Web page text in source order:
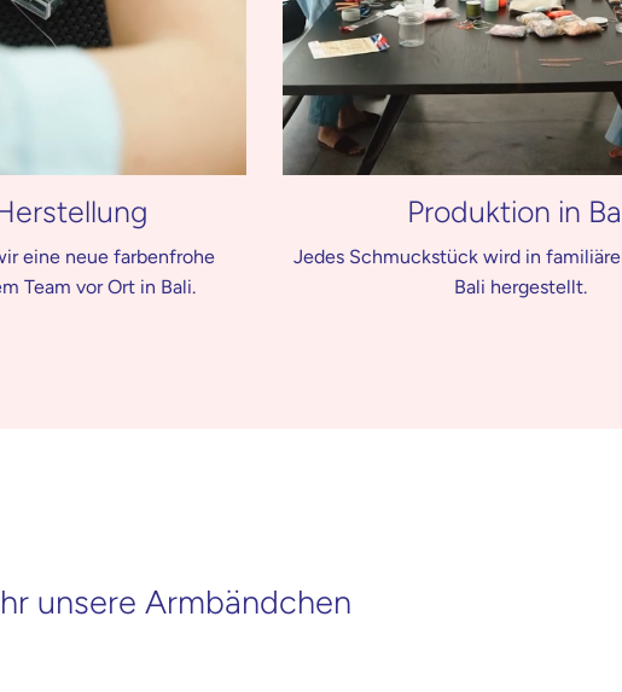
eine neue farbenfrohe
Team vor Ort in Bali.
Produktion in
Jedes Schmuckstück wird in
Bali hergestellt.
unsere Armbändchen